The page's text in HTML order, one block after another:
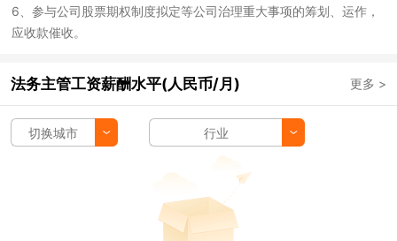
6、参与公司股票期权制度拟定等公司治理重大事项的筹划、运作，
应收款催收。
法务主管工资薪酬水平(人民币/月) 更多 >
切换城市 行业